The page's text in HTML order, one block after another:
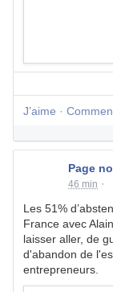
J’aime ·
Page
46 min ·
Les 51%
France avec
laisser aller, de
d'abandon de
entrepreneurs.